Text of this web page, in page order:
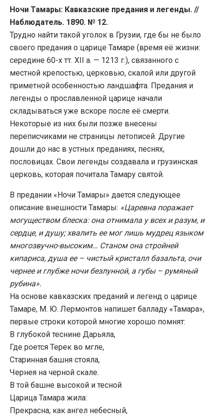
Ночи Тамары: Кавказские предания и легенды. //
Наблюдатель. 1890. № 12.
Трудно найти такой уголок в Грузии, где бы не было
своего предания о царице Тамаре (время её жизни:
середине 60-х тт. XII а. — 1213 г.), связанного с
местной крепостью, церковью, скалой или другой
приметной особенностью ландшафта. Предания и
легенды о прославленной царице начали
складываться уже вскоре после её смерти.
Некоторые из них были позже внесены
переписчиками не страницы летописей. Другие
дошли до нас в устных преданиях, песнях,
пословицах. Свои легенды создавала и грузинская
церковь, которая почитала Тамару святой.
В предании «Ночи Тамары» дается следующее
описание внешности Тамары: «Царевна поражает
могуществом блеска: она отнимала у всех и разум, и
сердце, и душу; хвалить ее мог лишь мудрец языком
многозвучно-высоким… Станом она стройней
кипариса, душа ее – чистый кристалл базальта, очи
чернее и глубже ночи безлунной, а губы – румяный
рубина».
На основе кавказских преданий и легенд о царице
Тамаре, М. Ю. Лермонтов напишет балладу «Тамара»,
первые строки которой многие хорошо помнят:
В глубокой теснине Дарьяла,
Где роется Терек во мгле,
Старинная башня стояла,
Чернея на черной скале.
В той башне высокой и тесной
Царица Тамара жила:
Прекрасна, как ангел небесный,